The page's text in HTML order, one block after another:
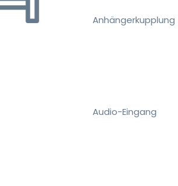
Anhängerkupplung
Audio-Eingang